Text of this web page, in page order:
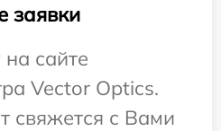
заявки
на сайте
Vector Optics.
свяжется с Вами